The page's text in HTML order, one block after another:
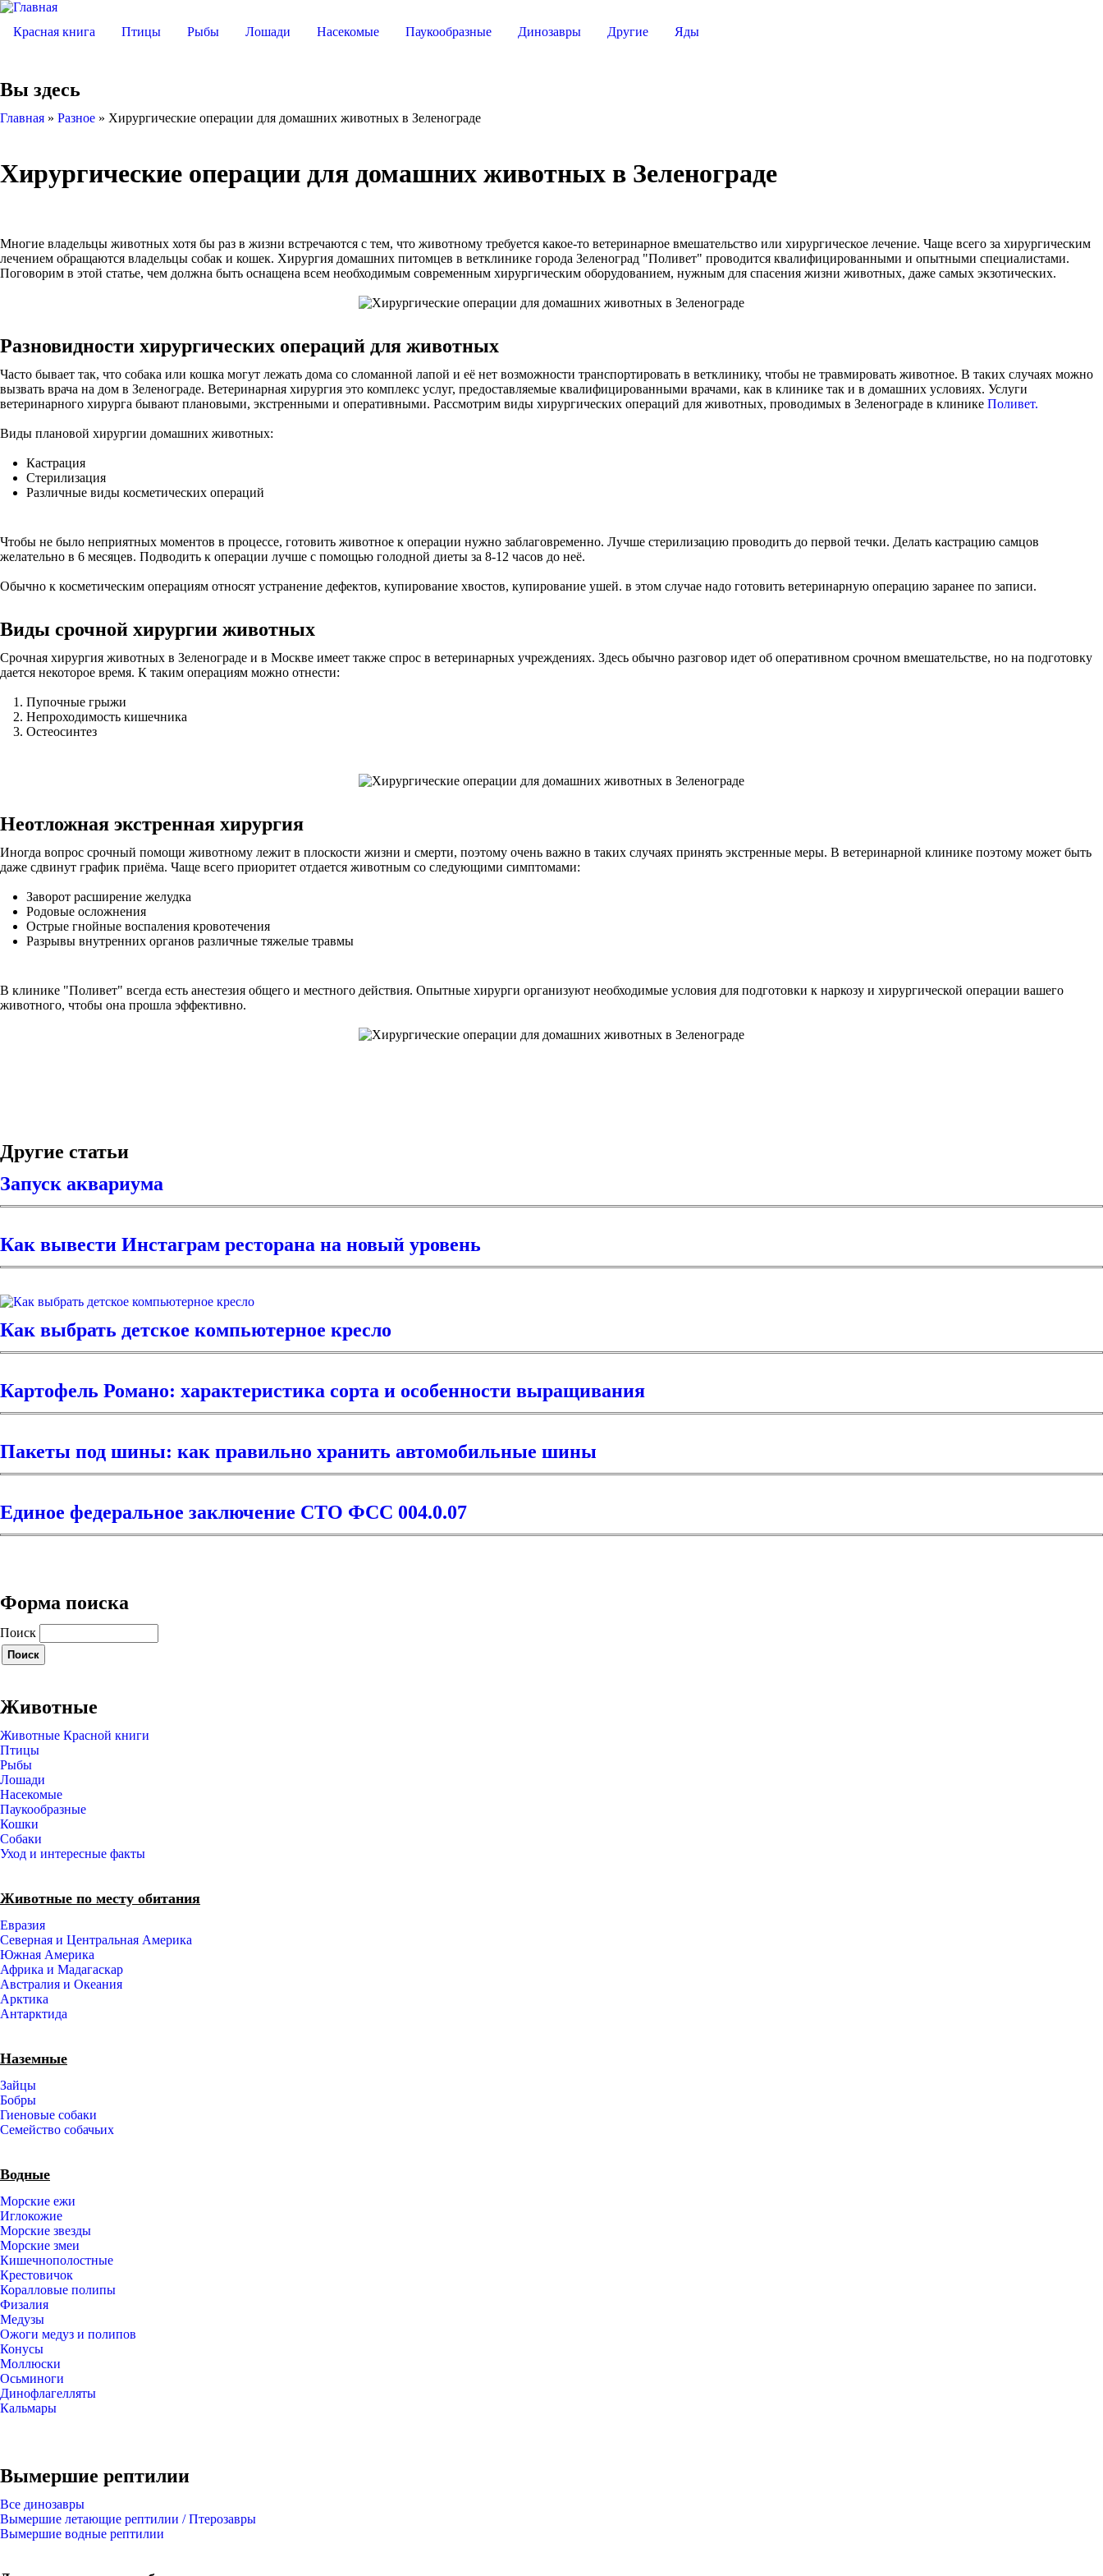
Красная книга Птицы Рыбы Лошади Насекомые Паукообразные Динозавры Другие Яды
Вы здесь
Главная » Разное » Хирургические операции для домашних животных в Зеленограде
Хирургические операции для домашних животных в Зеленограде
Многие владельцы животных хотя бы раз в жизни встречаются с тем, что животному требуется какое-то ветеринарное вмешательство или хирургическое лечение. Чаще всего за хирургическим
лечением обращаются владельцы собак и кошек. Хирургия домашних питомцев в ветклинике города Зеленоград "Поливет" проводится квалифицированными и опытными специалистами.
Поговорим в этой статье, чем должна быть оснащена всем необходимым современным хирургическим оборудованием, нужным для спасения жизни животных, даже самых экзотических.
Разновидности хирургических операций для животных
Часто бывает так, что собака или кошка могут лежать дома со сломанной лапой и её нет возможности транспортировать в ветклинику, чтобы не травмировать животное. В таких случаях можно
вызвать врача на дом в Зеленограде. Ветеринарная хирургия это комплекс услуг, предоставляемые квалифицированными врачами, как в клинике так и в домашних условиях. Услуги
ветеринарного хирурга бывают плановыми, экстренными и оперативными. Рассмотрим виды хирургических операций для животных, проводимых в Зеленограде в клинике Поливет.
Виды плановой хирургии домашних животных:
Кастрация
Стерилизация
Различные виды косметических операций
Чтобы не было неприятных моментов в процессе, готовить животное к операции нужно заблаговременно. Лучше стерилизацию проводить до первой течки. Делать кастрацию самцов
желательно в 6 месяцев. Подводить к операции лучше с помощью голодной диеты за 8-12 часов до неё.
Обычно к косметическим операциям относят устранение дефектов, купирование хвостов, купирование ушей. в этом случае надо готовить ветеринарную операцию заранее по записи.
Виды срочной хирургии животных
Срочная хирургия животных в Зеленограде и в Москве имеет также спрос в ветеринарных учреждениях. Здесь обычно разговор идет об оперативном срочном вмешательстве, но на подготовку
дается некоторое время. К таким операциям можно отнести:
Пупочные грыжи
Непроходимость кишечника
Остеосинтез
Неотложная экстренная хирургия
Иногда вопрос срочный помощи животному лежит в плоскости жизни и смерти, поэтому очень важно в таких случаях принять экстренные меры. В ветеринарной клинике поэтому может быть
даже сдвинут график приёма. Чаще всего приоритет отдается животным со следующими симптомами:
Заворот расширение желудка
Родовые осложнения
Острые гнойные воспаления кровотечения
Разрывы внутренних органов различные тяжелые травмы
В клинике "Поливет" всегда есть анестезия общего и местного действия. Опытные хирурги организуют необходимые условия для подготовки к наркозу и хирургической операции вашего
животного, чтобы она прошла эффективно.
Другие статьи
Запуск аквариума
Как вывести Инстаграм ресторана на новый уровень
Как выбрать детское компьютерное кресло
Картофель Романо: характеристика сорта и особенности выращивания
Пакеты под шины: как правильно хранить автомобильные шины
Единое федеральное заключение СТО ФСС 004.0.07
Форма поиска
Поиск
Животные
Животные Красной книги
Птицы
Рыбы
Лошади
Насекомые
Паукообразные
Кошки
Собаки
Уход и интересные факты
Животные по месту обитания
Евразия
Северная и Центральная Америка
Южная Америка
Африка и Мадагаскар
Австралия и Океания
Арктика
Антарктида
Наземные
Зайцы
Бобры
Гиеновые собаки
Семейство собачьих
Водные
Морские ежи
Иглокожие
Морские звезды
Морские змеи
Кишечнополостные
Крестовичок
Коралловые полипы
Физалия
Медузы
Ожоги медуз и полипов
Конусы
Моллюски
Осьминоги
Динофлагелляты
Кальмары
Вымершие рептилии
Все динозавры
Вымершие летающие рептилии / Птерозавры
Вымершие водные рептилии